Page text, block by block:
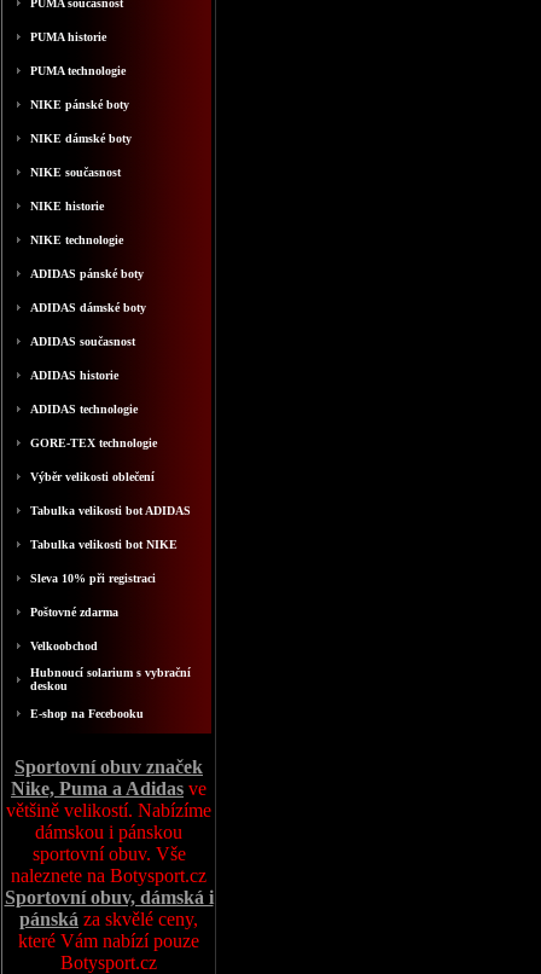
PUMA současnost
PUMA historie
PUMA technologie
NIKE pánské boty
NIKE dámské boty
NIKE současnost
NIKE historie
NIKE technologie
ADIDAS pánské boty
ADIDAS dámské boty
ADIDAS současnost
ADIDAS historie
ADIDAS technologie
GORE-TEX technologie
Výběr velikosti oblečení
Tabulka velikosti bot ADIDAS
Tabulka velikosti bot NIKE
Sleva 10% při registraci
Poštovné zdarma
Velkoobchod
Hubnoucí solarium s vybrační
deskou
E-shop na Fecebooku
Sportovní obuv značek
Nike, Puma a Adidas ve
většině velikostí. Nabízíme
dámskou i pánskou
sportovní obuv. Vše
naleznete na Botysport.cz
Sportovní obuv, dámská i
pánská za skvělé ceny,
které Vám nabízí pouze
Botysport.cz